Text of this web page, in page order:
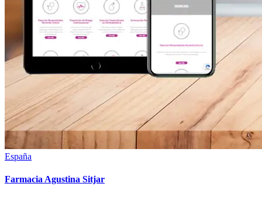
España
Farmacia Agustina Sitjar